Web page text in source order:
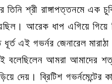
তিনি শ্রী রাঙ্গাপত্তনমে এক
আরেক ধাপ এগিয়ে গিয়ে
এই গভর্নর জেনারেল
বলেছিলেন আমরা আমাদের
ব্রিটিশ গভর্নমেন্টের